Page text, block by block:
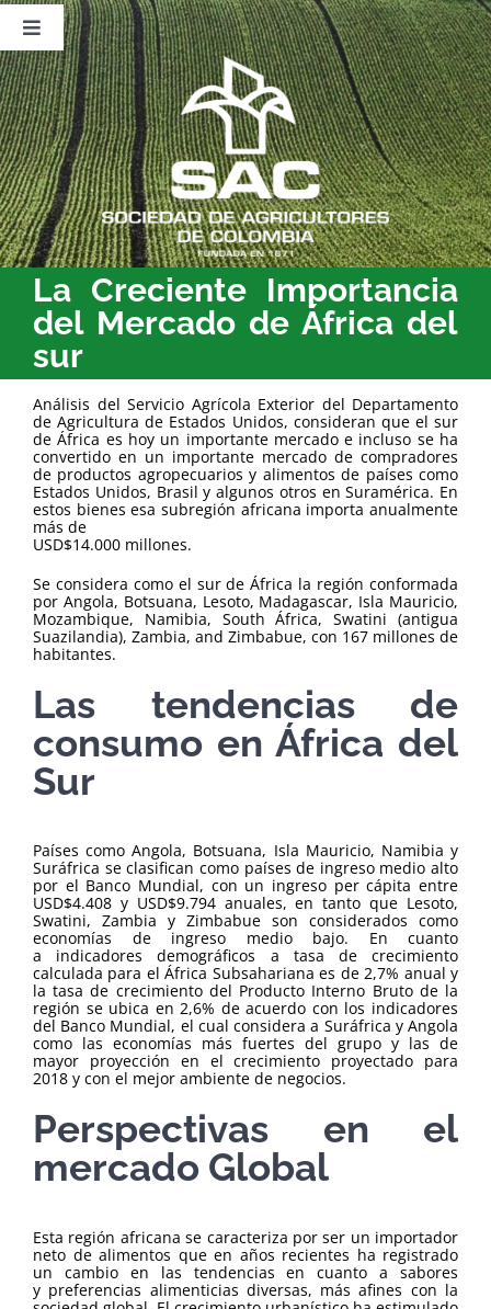
Saltar
contenido
Toggle
Navigation
Nosotros
Publicaciones
Sala de Prensa
Eventos
La Creciente Importancia
del Mercado de África del
sur
Análisis del Servicio Agrícola Exterior del Departamento
de Agricultura de Estados Unidos, consideran que el sur
de África es hoy un importante mercado e incluso se ha
convertido en un importante mercado de compradores
de productos agropecuarios y alimentos de países como
Estados Unidos, Brasil y algunos otros en Suramérica. En
estos bienes esa subregión africana importa anualmente
más de
USD$14.000 millones.
Se considera como el sur de África la región conformada
por Angola, Botsuana, Lesoto, Madagascar, Isla Mauricio,
Mozambique, Namibia, South África, Swatini (antigua
Suazilandia), Zambia, and Zimbabue, con 167 millones de
habitantes.
Las tendencias de
consumo en África del
Sur
Países como Angola, Botsuana, Isla Mauricio, Namibia y
Suráfrica se clasifican como países de ingreso medio alto
por el Banco Mundial, con un ingreso per cápita entre
USD$4.408 y USD$9.794 anuales, en tanto que Lesoto,
Swatini, Zambia y Zimbabue son considerados como
economías de ingreso medio bajo. En cuanto
a indicadores demográficos a tasa de crecimiento
calculada para el África Subsahariana es de 2,7% anual y
la tasa de crecimiento del Producto Interno Bruto de la
región se ubica en 2,6% de acuerdo con los indicadores
del Banco Mundial, el cual considera a Suráfrica y Angola
como las economías más fuertes del grupo y las de
mayor proyección en el crecimiento proyectado para
2018 y con el mejor ambiente de negocios.
Perspectivas en el
mercado Global
Esta región africana se caracteriza por ser un importador
neto de alimentos que en años recientes ha registrado
un cambio en las tendencias en cuanto a sabores
y preferencias alimenticias diversas, más afines con la